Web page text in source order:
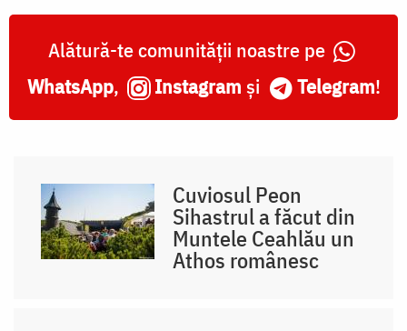
Alătură-te comunității noastre pe
WhatsApp, Instagram și Telegram!
Cuviosul Peon
Sihastrul a făcut din
Muntele Ceahlău un
Athos românesc